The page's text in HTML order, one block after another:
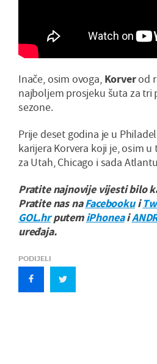
Inače, osim ovoga, Korverod
najboljem prosjeku šuta za tri
sezone.
Prije deset godina je u
karijera Korvera koji je, osim
za Utah, Chicago i sada
Pratite najnovije vijesti bilo
Pratite nas naFacebookui
GOL.hrputemiPhoneai
uređaja.
PODIJELI